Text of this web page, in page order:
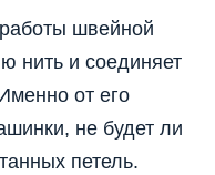
швейной
нить и соединяет
от его
не будет ли
петель.